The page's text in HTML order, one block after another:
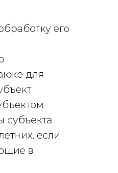
его
для
субъекта
если
в